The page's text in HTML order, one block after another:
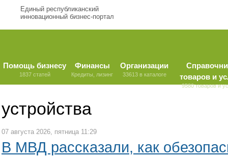
Единый республиканский
инновационный бизнес-портал
Помощь бизнесу
1837 статей
Финансы
Кредиты, лизинг
Организации
33613 в каталоге
товаров и
9580 товаров и
устройства
07 августа 2026, пятница 11:29
В МВД рассказали, как